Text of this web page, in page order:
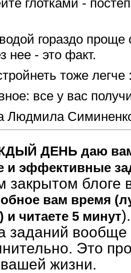
глотками -
гораздо проще
нее - это факт.
тоже легче
все у вас
Людмила
ДЕНЬ даю
и эффективные
закрытом блоге
вам время
читаете 5 минут
заданий вообще
Это
жизни.